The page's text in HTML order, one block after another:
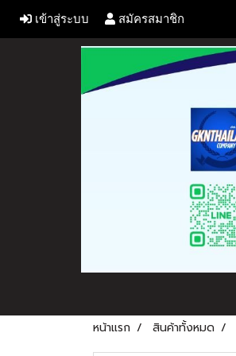
เข้าสู่ระบบ สมัครสมาชิก
หน้าแรก สินค้าทั้งหมด